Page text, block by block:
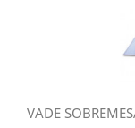
VADE